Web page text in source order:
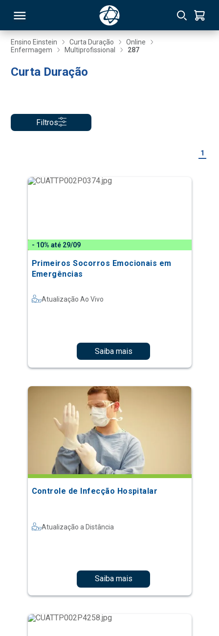
Ensino Einstein Curta Duração
Online
Enfermagem
Multiprofissional 287
Curta Duração
Filtros
1
- 10% até 29/09
Primeiros Socorros Emocionais em
Emergências
Atualização Ao Vivo
Saiba mais
Controle de Infecção Hospitalar
Atualização a Distância
Saiba mais